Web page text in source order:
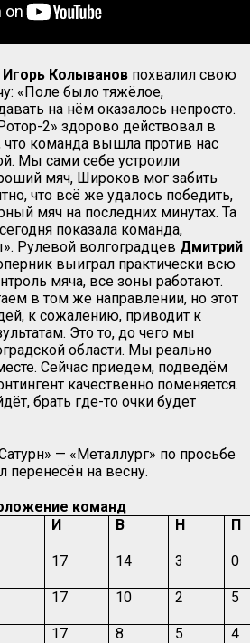
Игорь Колыванов похвалил свою
«Поле было тяжёлое,
на нём оказалось непросто.
2» здорово действовал в
команда вышла против нас
Мы сами себе устроили
мяч, Широков мог забить
что всё же удалось победить,
мяч на последних минутах. Та
показала команда,
Рулевой волгоградцев Дмитрий
выиграл практически всю
мяча, все зоны работают.
в том же направлении, но этот
к сожалению, приводит к
Это то, до чего мы
области. Мы реально
Сейчас приедем, подведём
качественно поменяется.
брать где-то очки будет
— «Металлург» по просьбе
перенесён на весну.
команд
И В Н П
17 14 3 0
17 10 2 5
17 8 5 4